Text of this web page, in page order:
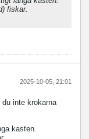
fiskar.
2025-10-05, 21:01
inte krokarna
kasten.